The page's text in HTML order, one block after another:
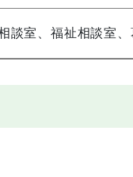
室、福祉相談室